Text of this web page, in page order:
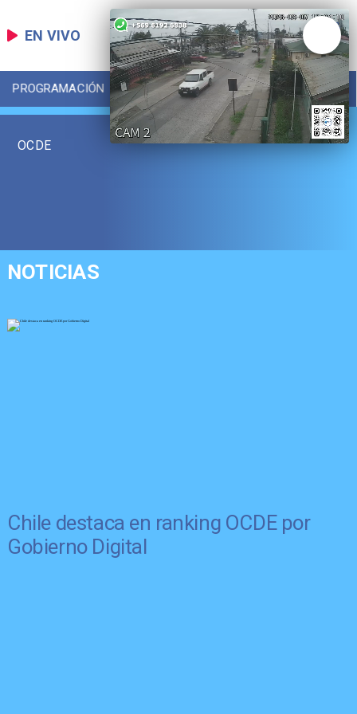
EN VIVO
PROGRAMACIÓN LOCAL DEPORTES
OCDE
NOTICIAS
Chile destaca en ranking OCDE por
Gobierno Digital